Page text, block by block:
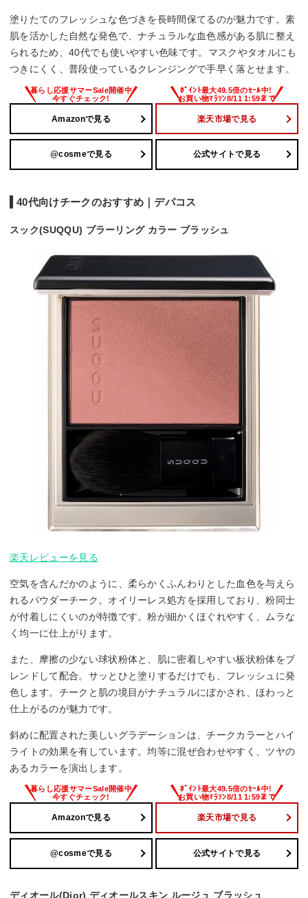
塗りたてのフレッシュな色づきを長時間保てるのが魅力です。素
肌を活かした自然な発色で、ナチュラルな血色感がある肌に整え
られるため、40代でも使いやすい色味です。マスクやタオルにも
つきにくく、普段使っているクレンジングで手早く落とせます。
Amazonで見る 楽天市場で見る
@cosmeで見る 公式サイトで見る
40代向けチークのおすすめ｜デパコス
スック(SUQQU) ブラーリング カラー ブラッシュ
楽天レビューを見る
空気を含んだかのように、柔らかくふんわりとした血色を与えら
れるパウダーチーク。オイリーレス処方を採用しており、粉同士
が付着しにくいのが特徴です。粉が細かくほぐれやすく、ムラな
く均一に仕上がります。
また、摩擦の少ない球状粉体と、肌に密着しやすい板状粉体をブ
レンドして配合。サッとひと塗りするだけでも、フレッシュに発
色します。チークと肌の境目がナチュラルにぼかされ、ほわっと
仕上がるのが魅力です。
斜めに配置された美しいグラデーションは、チークカラーとハイ
ライトの効果を有しています。均等に混ぜ合わせやすく、ツヤの
あるカラーを演出します。
Amazonで見る 楽天市場で見る
@cosmeで見る 公式サイトで見る
ディオール(Dior) ディオールスキン ルージュ ブラッシュ